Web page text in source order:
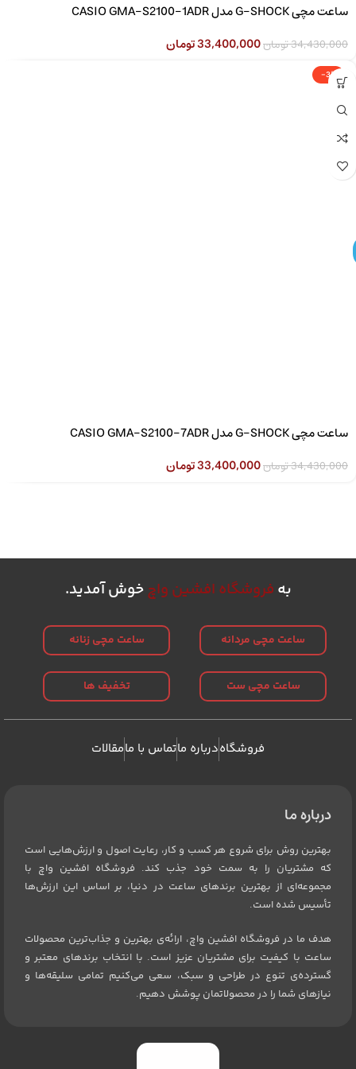
ساعت مچی G-SHOCK مدل CASIO GMA-S2100-1ADR
34,430,000تومان33,400,000تومان
-3%
ساعت مچی G-SHOCK مدل CASIO GMA-S2100-7ADR
34,430,000تومان33,400,000تومان
به فروشگاه افشین واچخوش آمدید.
ساعت مچی مردانه ساعت مچی زنانه
ساعت مچی ست تخفیف ها
فروشگاهدرباره ماتماس با مامقالات
درباره ما
بهترین روش برای شروع هر کسب و کار، رعایت اصول و ارزش‌هایی است
که مشتریان را به سمت خود جذب کند. فروشگاه افشین واچ با
مجموعه‌ای از بهترین برندهای ساعت در دنیا، بر اساس این ارزش‌ها
تأسیس شده است.
هدف ما در فروشگاه افشین واچ، ارائه‌ی بهترین و جذاب‌ترین محصولات
ساعت با کیفیت برای مشتریان عزیز است. با انتخاب برندهای معتبر و
گسترده‌ی تنوع در طراحی و سبک، سعی می‌کنیم تمامی سلیقه‌ها و
نیازهای شما را در محصولاتمان پوشش دهیم.